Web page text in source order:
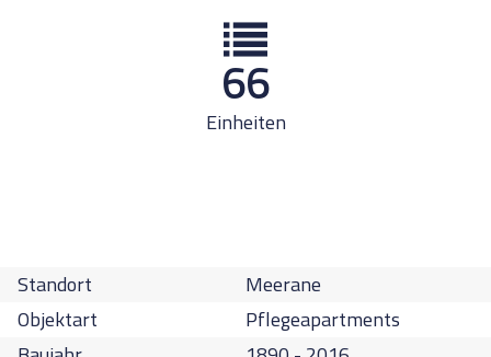
66
Einheiten
Standort
Meerane
Objektart
Pflegeapartments